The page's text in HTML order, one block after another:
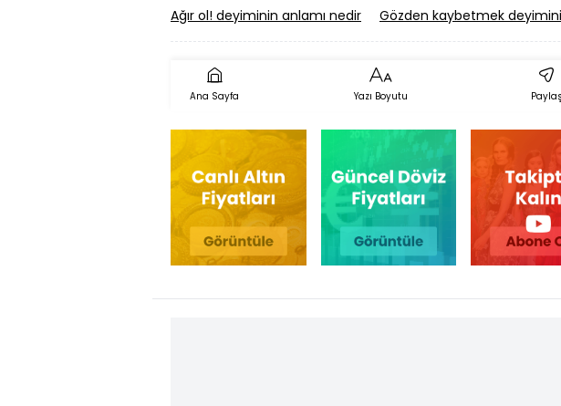
Ağır ol! deyiminin anlamı nedir Gözden kaybetmek
Ana Sayfa Yazı Boyutu Paylaş